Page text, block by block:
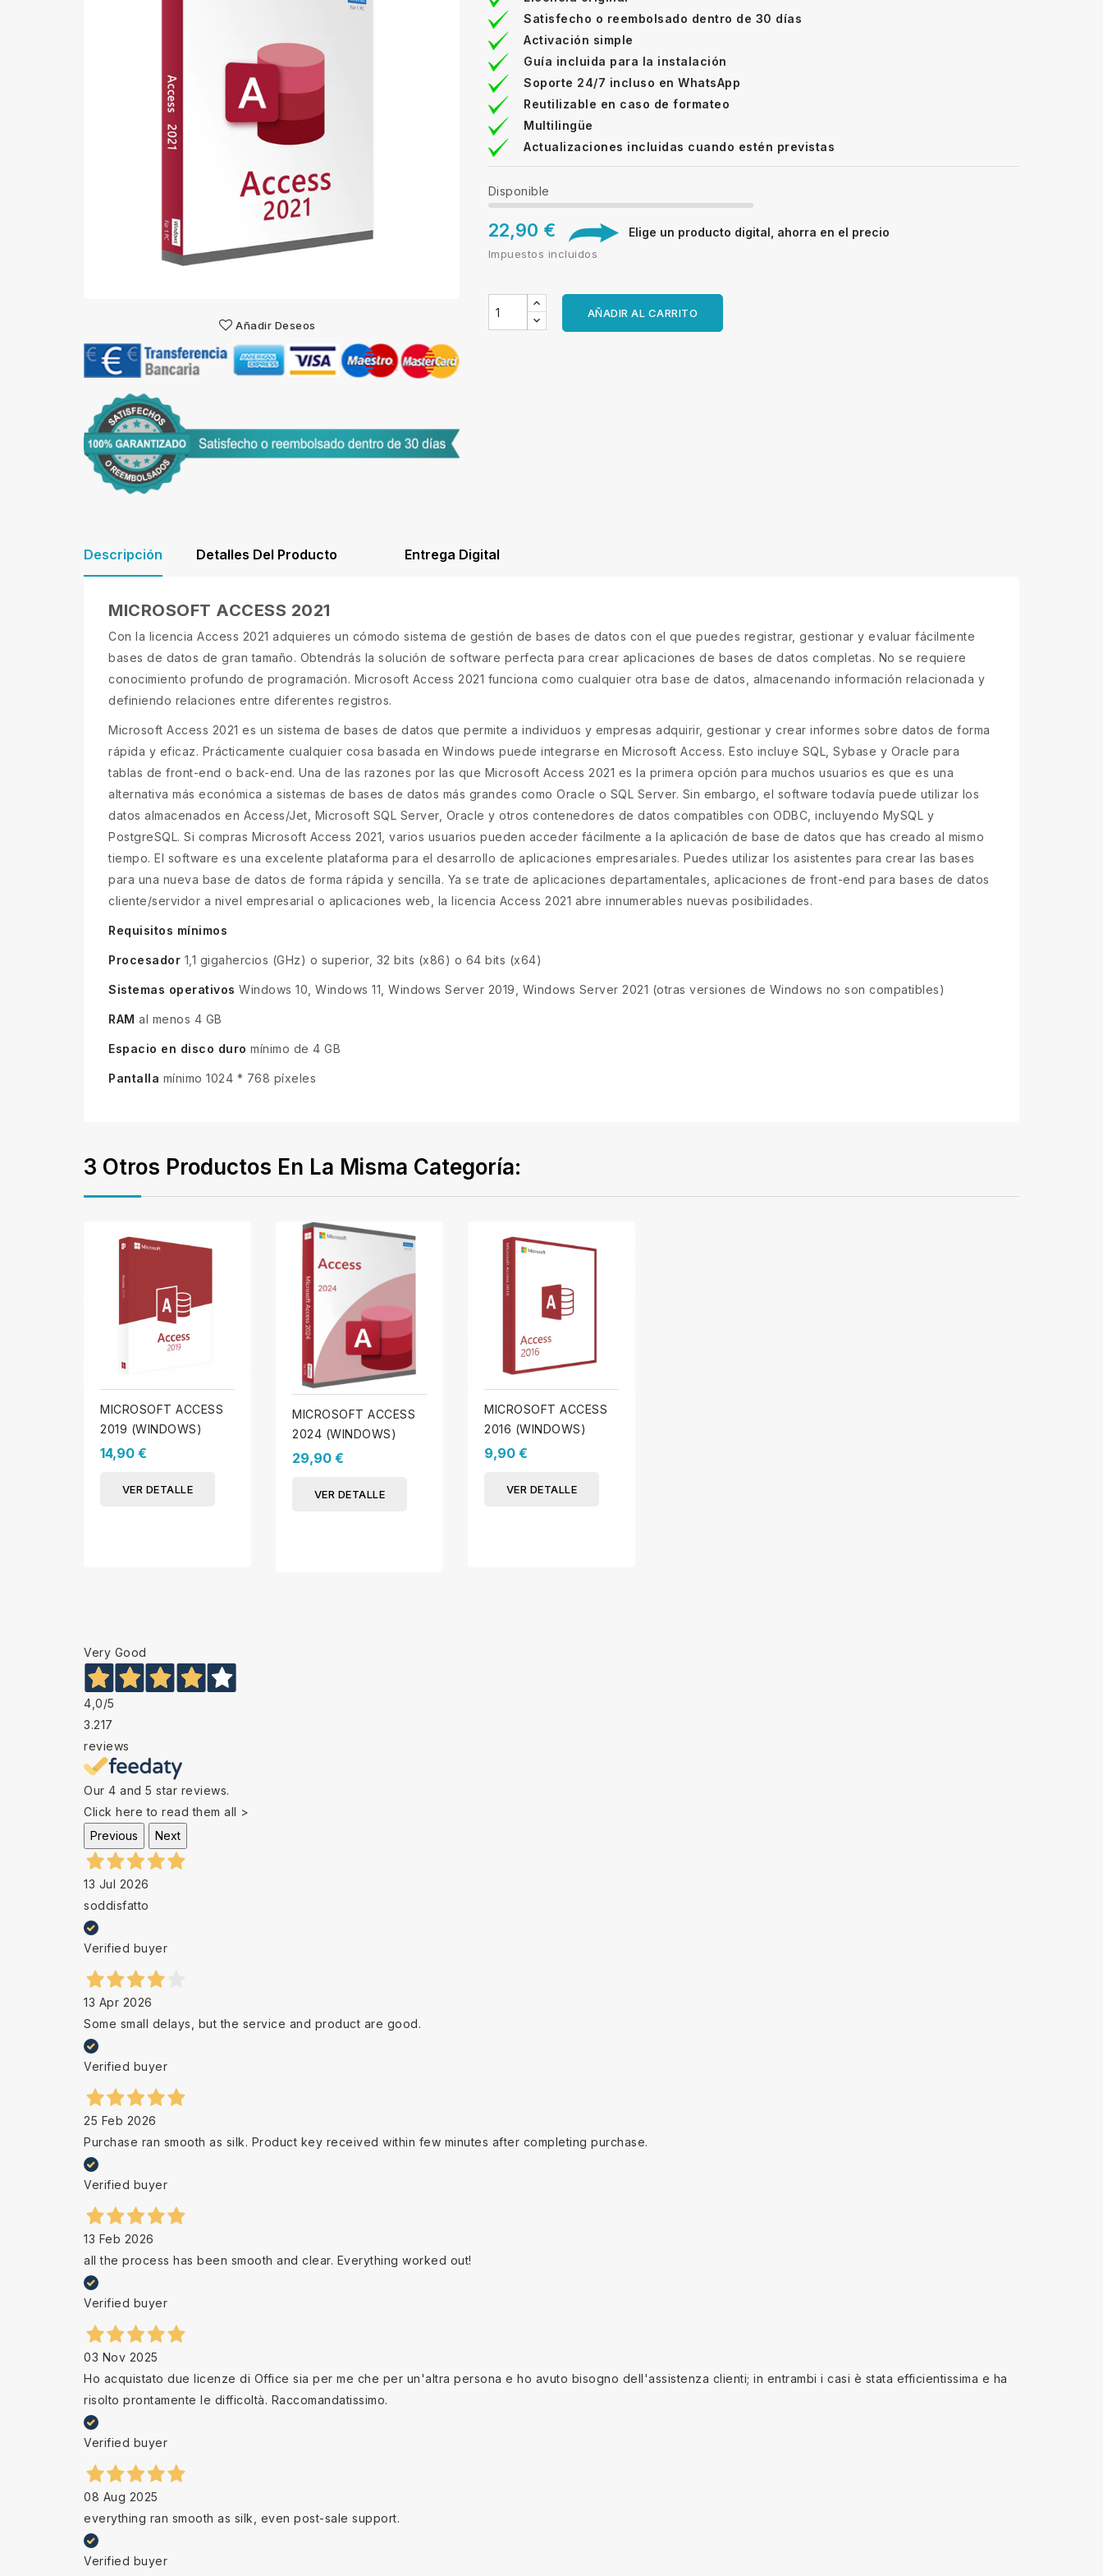
Añadir Deseos
Satisfecho o reembolsado dentro de 30 días
Activación simple
Guía incluida para la instalación
Soporte 24/7 incluso en WhatsApp
Reutilizable en caso de formateo
Multilingüe
Actualizaciones incluidas cuando estén previstas
Disponible
22,90 € Elige un producto digital, ahorra en el precio
Impuestos incluidos
AÑADIR AL CARRITO
Descripción Detalles Del Producto Entrega Digital
MICROSOFT ACCESS 2021
Con la licencia Access 2021 adquieres un cómodo sistema de gestión de bases de datos con el que puedes registrar, gestionar y evaluar fácilmente
bases de datos de gran tamaño. Obtendrás la solución de software perfecta para crear aplicaciones de bases de datos completas. No se requiere
conocimiento profundo de programación. Microsoft Access 2021 funciona como cualquier otra base de datos, almacenando información relacionada y
definiendo relaciones entre diferentes registros.
Microsoft Access 2021 es un sistema de bases de datos que permite a individuos y empresas adquirir, gestionar y crear informes sobre datos de forma
rápida y eficaz. Prácticamente cualquier cosa basada en Windows puede integrarse en Microsoft Access. Esto incluye SQL, Sybase y Oracle para
tablas de front-end o back-end. Una de las razones por las que Microsoft Access 2021 es la primera opción para muchos usuarios es que es una
alternativa más económica a sistemas de bases de datos más grandes como Oracle o SQL Server. Sin embargo, el software todavía puede utilizar los
datos almacenados en Access/Jet, Microsoft SQL Server, Oracle y otros contenedores de datos compatibles con ODBC, incluyendo MySQL y
PostgreSQL. Si compras Microsoft Access 2021, varios usuarios pueden acceder fácilmente a la aplicación de base de datos que has creado al mismo
tiempo. El software es una excelente plataforma para el desarrollo de aplicaciones empresariales. Puedes utilizar los asistentes para crear las bases
para una nueva base de datos de forma rápida y sencilla. Ya se trate de aplicaciones departamentales, aplicaciones de front-end para bases de datos
cliente/servidor a nivel empresarial o aplicaciones web, la licencia Access 2021 abre innumerables nuevas posibilidades.
Requisitos mínimos
Procesador 1,1 gigahercios (GHz) o superior, 32 bits (x86) o 64 bits (x64)
Sistemas operativos Windows 10, Windows 11, Windows Server 2019, Windows Server 2021 (otras versiones de Windows no son compatibles)
RAM al menos 4 GB
Espacio en disco duro mínimo de 4 GB
Pantalla mínimo 1024 * 768 píxeles
3 Otros Productos En La Misma Categoría:
MICROSOFT ACCESS
2019 (WINDOWS)
14,90 €
VER DETALLE
MICROSOFT ACCESS
2024 (WINDOWS)
29,90 €
VER DETALLE
MICROSOFT ACCESS
2016 (WINDOWS)
9,90 €
VER DETALLE
Very Good
4,0/5
3.217
reviews
Our 4 and 5 star reviews.
Click here to read them all >
Previous
Next
13 Jul 2026
soddisfatto
Verified buyer
13 Apr 2026
Some small delays, but the service and product are good.
Verified buyer
25 Feb 2026
Purchase ran smooth as silk. Product key received within few minutes after completing purchase.
Verified buyer
13 Feb 2026
all the process has been smooth and clear. Everything worked out!
Verified buyer
03 Nov 2025
Ho acquistato due licenze di Office sia per me che per un'altra persona e ho avuto bisogno dell'assistenza clienti; in entrambi i casi è stata efficientissima e ha
risolto prontamente le difficoltà. Raccomandatissimo.
Verified buyer
08 Aug 2025
everything ran smooth as silk, even post-sale support.
Verified buyer